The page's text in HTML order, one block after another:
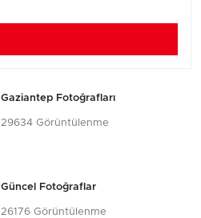
Gaziantep Fotoğrafları
29634 Görüntülenme
Güncel Fotoğraflar
26176 Görüntülenme